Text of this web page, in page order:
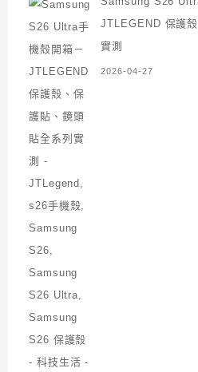
JTLEGEND 保護
實測
2026-04-27